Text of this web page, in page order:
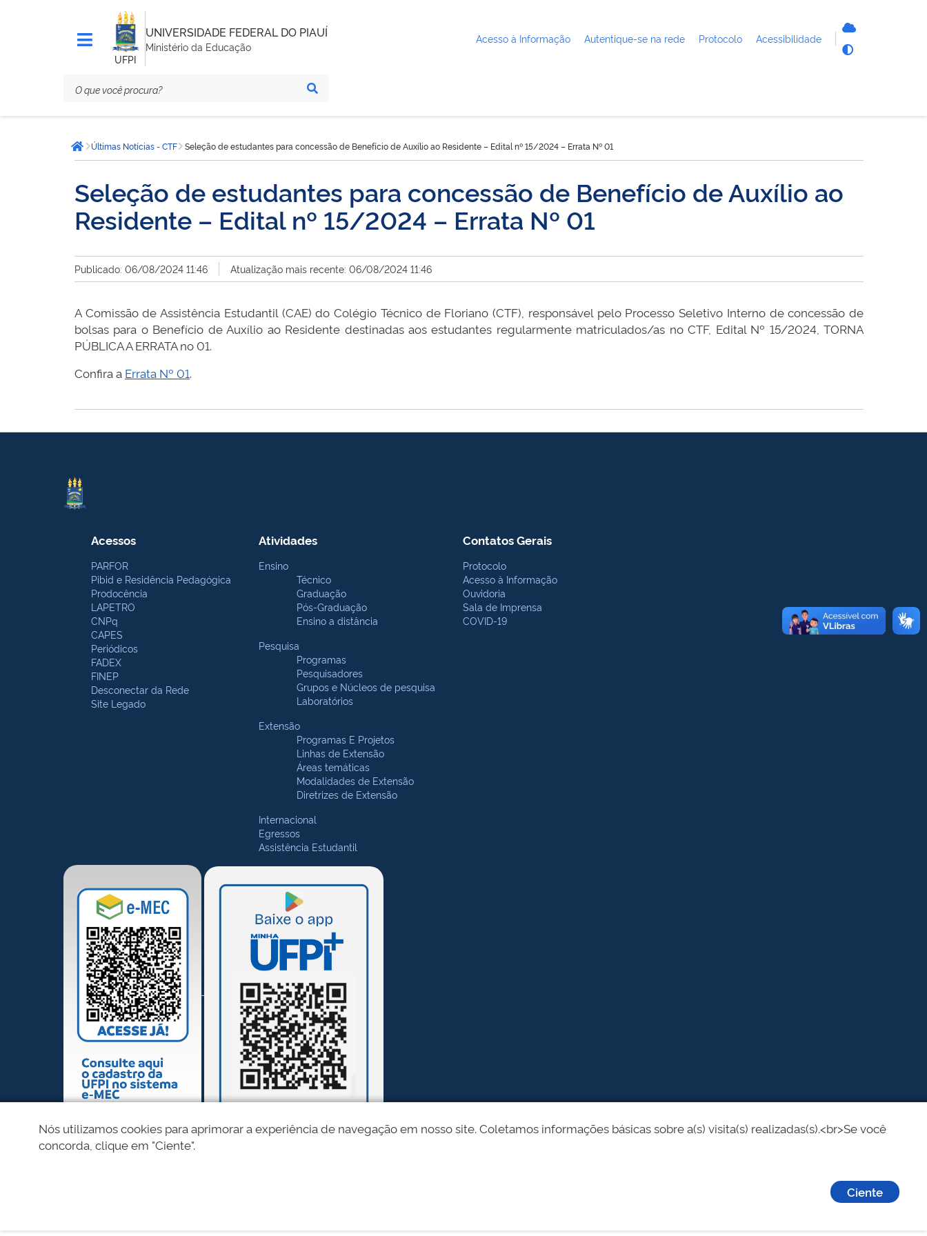
UFPI
UNIVERSIDADE FEDERAL DO PIAUÍ
Ministério da Educação
Acesso à Informação Autentique-se na rede Protocolo Acessibilidade
está
aqui:Página inicial
Últimas Notícias - CTF Seleção de estudantes para concessão de Benefício de Auxílio ao Residente – Edital nº 15/2024 – Errata Nº 01
Seleção de estudantes para concessão de Benefício de Auxílio ao
Residente – Edital nº 15/2024 – Errata Nº 01
Publicado: 06/08/2024 11:46 Atualização mais recente: 06/08/2024 11:46
A Comissão de Assistência Estudantil (CAE) do Colégio Técnico de Floriano (CTF), responsável pelo Processo Seletivo Interno de concessão de
bolsas para o Benefício de Auxílio ao Residente destinadas aos estudantes regularmente matriculados/as no CTF, Edital Nº 15/2024, TORNA
PÚBLICA A ERRATA no 01.
Confira a Errata Nº 01.
Acessos
PARFOR
Pibid e Residência Pedagógica
Prodocência
LAPETRO
CNPq
CAPES
Periódicos
FADEX
FINEP
Desconectar da Rede
Site Legado
Atividades
Ensino
Técnico
Graduação
Pós-Graduação
Ensino a distância
Pesquisa
Programas
Pesquisadores
Grupos e Núcleos de pesquisa
Laboratórios
Extensão
Programas E Projetos
Linhas de Extensão
Áreas temáticas
Modalidades de Extensão
Diretrizes de Extensão
Internacional
Egressos
Assistência Estudantil
Contatos Gerais
Protocolo
Acesso à Informação
Ouvidoria
Sala de Imprensa
COVID-19
Nós utilizamos cookies para aprimorar a experiência de navegação em nosso site. Coletamos informações básicas sobre a(s) visita(s) realizadas(s).<br>Se você
concorda, clique em "Ciente".
Ciente